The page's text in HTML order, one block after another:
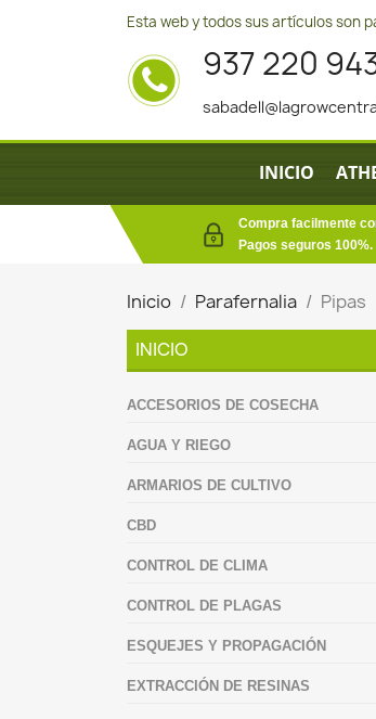
Esta web y todos sus artículos son
937 220
INICIO
Compra facilmente
Pagos seguros 100%.
Inicio Parafernalia
Pipas
INICIO
ACCESORIOS DE COSECHA
AGUA Y RIEGO
ARMARIOS DE CULTIVO
CBD
CONTROL DE CLIMA
CONTROL DE PLAGAS
ESQUEJES Y PROPAGACIÓN
EXTRACCIÓN DE RESINAS